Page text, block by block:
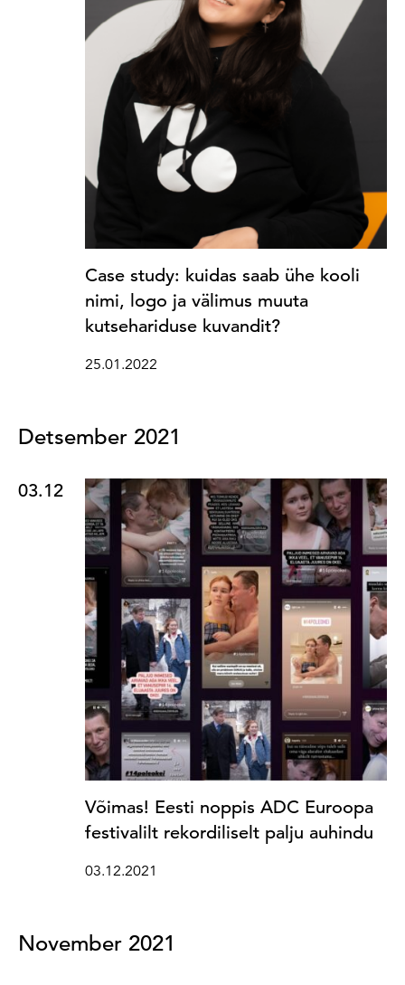
Case study: kuidas saab ühe kooli
nimi, logo ja välimus muuta
kutsehariduse kuvandit?
25.01.2022
Detsember 2021
03.12
Võimas! Eesti noppis ADC Euroopa
festivalilt rekordiliselt palju auhindu
03.12.2021
November 2021